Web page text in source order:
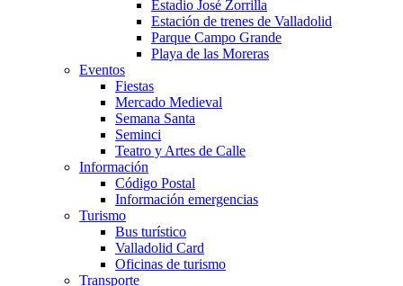
Estadio José Zorrilla
Estación de trenes de Valladolid
Parque Campo Grande
Playa de las Moreras
Eventos
Fiestas
Mercado Medieval
Semana Santa
Seminci
Teatro y Artes de Calle
Información
Código Postal
Información emergencias
Turismo
Bus turístico
Valladolid Card
Oficinas de turismo
Transporte